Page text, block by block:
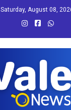
Saturday, August 08,